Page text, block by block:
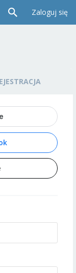
Zaloguj się